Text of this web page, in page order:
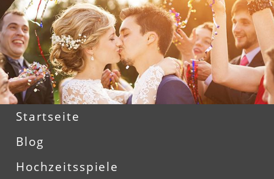
primären
Inhalt
springen
sekundären
Inhalt
springen
Hauptmenü
Startseite
Blog
Hochzeitsspiele